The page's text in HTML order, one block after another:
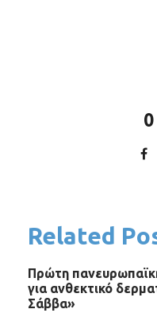
0
Related
Πρώτη
για ανθεκτικό
Σάββα»